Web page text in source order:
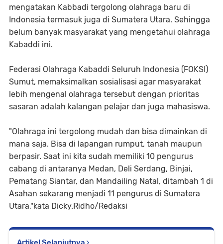
mengatakan Kabbadi tergolong olahraga baru di
Indonesia termasuk juga di Sumatera Utara. Sehingga
belum banyak masyarakat yang mengetahui olahraga
Kabaddi ini.
Federasi Olahraga Kabaddi Seluruh Indonesia (FOKSI)
Sumut, memaksimalkan sosialisasi agar masyarakat
lebih mengenal olahraga tersebut dengan prioritas
sasaran adalah kalangan pelajar dan juga mahasiswa.
"Olahraga ini tergolong mudah dan bisa dimainkan di
mana saja. Bisa di lapangan rumput, tanah maupun
berpasir. Saat ini kita sudah memiliki 10 pengurus
cabang di antaranya Medan, Deli Serdang, Binjai,
Pematang Siantar, dan Mandailing Natal, ditambah 1 di
Asahan sekarang menjadi 11 pengurus di Sumatera
Utara,"kata Dicky.Ridho/Redaksi